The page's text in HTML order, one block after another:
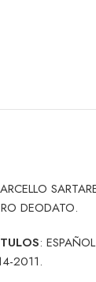
DEODATO.
:
2011.